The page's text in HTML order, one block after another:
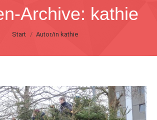
opens
in
opens
in
Archive: kathie
Sie befinden sich hier:
Start Autor/in kathie